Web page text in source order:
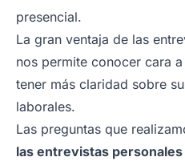
presencial.
La gran ventaja de las
nos permite conocer cara
tener más claridad sobre
laborales.
Las preguntas que
las entrevistas